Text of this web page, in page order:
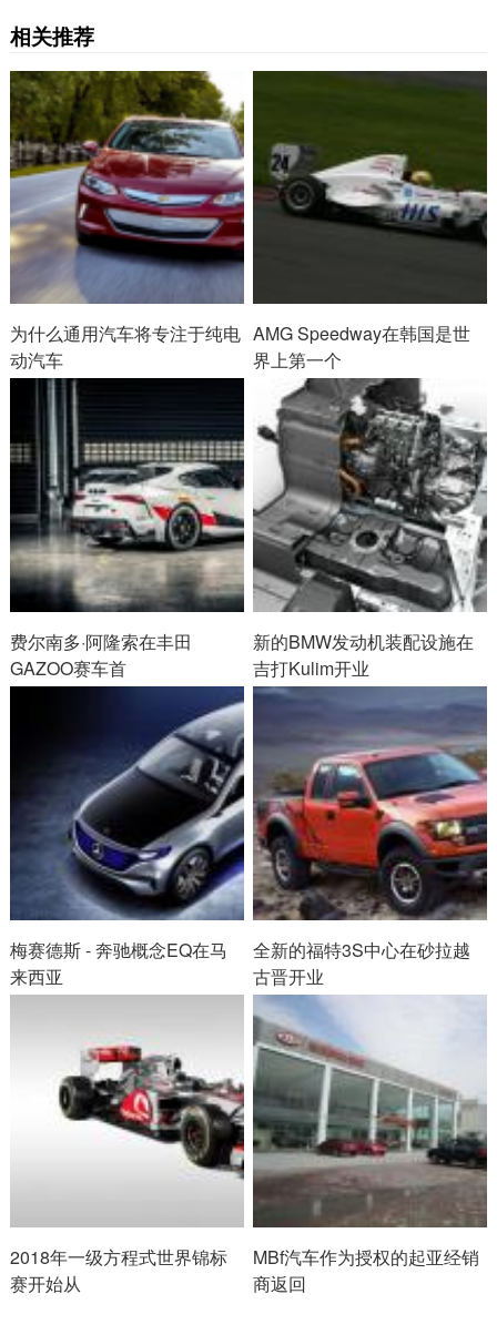
相关推荐
为什么通用汽车将专注于纯电
动汽车
AMG Speedway在韩国是世
界上第一个
费尔南多·阿隆索在丰田
GAZOO赛车首
新的BMW发动机装配设施在
吉打Kulim开业
梅赛德斯 - 奔驰概念EQ在马
来西亚
全新的福特3S中心在砂拉越
古晋开业
2018年一级方程式世界锦标
赛开始从
MBf汽车作为授权的起亚经销
商返回